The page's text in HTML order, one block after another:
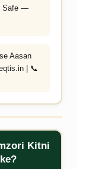
—
Aasan
| 📞
Kitni